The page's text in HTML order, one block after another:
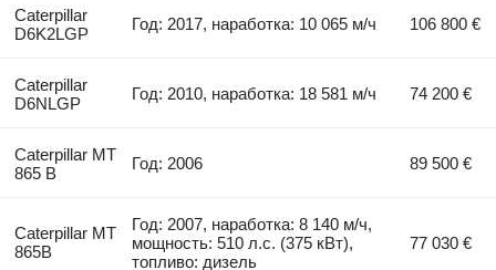
Caterpillar
D6K2LGP
Год: 2017, наработка: 10 065 м/ч 106 800 €
Caterpillar
D6NLGP
Год: 2010, наработка: 18 581 м/ч 74 200 €
Caterpillar MT
865 B
Год: 2006 89 500 €
Caterpillar MT
865B
Год: 2007, наработка: 8 140 м/ч,
мощность: 510 л.с. (375 кВт),
топливо: дизель
77 030 €